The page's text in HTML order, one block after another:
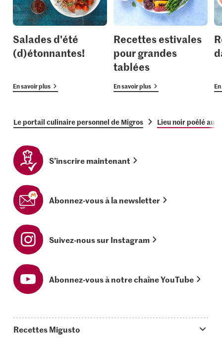
Salades d'été
(d)étonnantes!
En savoir plus
Recettes estivales
pour grandes
tablées
En savoir plus
Le portail culinaire personnel de Migros Lieu noir poêlé
S’inscrire maintenant
Abonnez-vous à la newsletter
Suivez-nous sur Instagram
Abonnez-vous à notre chaîne YouTube
Recettes Migusto